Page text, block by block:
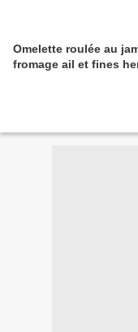
Omelette roulée au
fromage ail et fines